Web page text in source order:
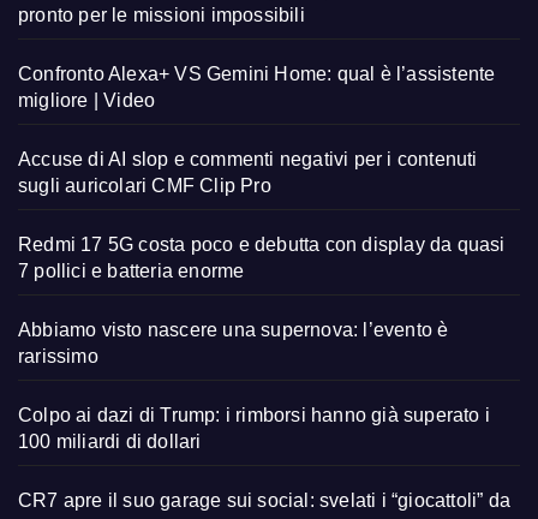
pronto per le missioni impossibili
Confronto Alexa+ VS Gemini Home: qual è l’assistente
migliore | Video
Accuse di AI slop e commenti negativi per i contenuti
sugli auricolari CMF Clip Pro
Redmi 17 5G costa poco e debutta con display da quasi
7 pollici e batteria enorme
Abbiamo visto nascere una supernova: l’evento è
rarissimo
Colpo ai dazi di Trump: i rimborsi hanno già superato i
100 miliardi di dollari
CR7 apre il suo garage sui social: svelati i “giocattoli” da